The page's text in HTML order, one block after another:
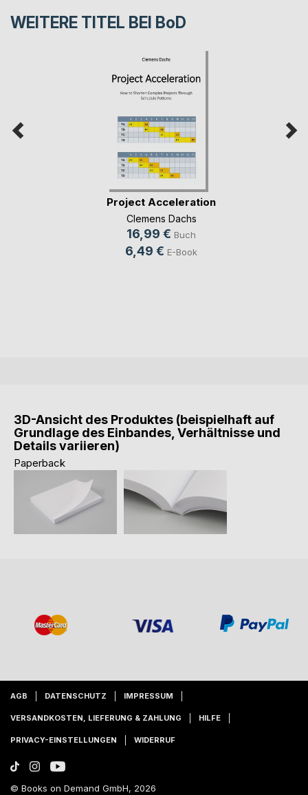
WEITERE TITEL BEI BoD
Project Acceleration
Clemens Dachs
16,99 € Buch
6,49 € E-Book
3D-Ansicht des Produktes (beispielhaft auf
Grundlage des Einbandes, Verhältnisse und
Details variieren)
Paperback
AGB DATENSCHUTZ IMPRESSUM
VERSANDKOSTEN, LIEFERUNG & ZAHLUNG HILFE
PRIVACY-EINSTELLUNGEN WIDERRUF
© Books on Demand GmbH, 2026